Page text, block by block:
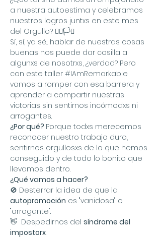
a nuestra autoestima y celebramos
nuestros logros juntxs en este mes
del Orgullo? 🏳️‍🌈🏳️‍⚧️
Sí, sí, ya sé... hablar de nuestras cosas
buenas nos puede dar cosilla a
algunxs de nosotrxs, ¿verdad? Pero
con este taller #IAmRemarkable
vamos a romper con esa barrera y
aprender a compartir nuestras
victorias sin sentirnos incómodxs ni
arrogantes.
¿Por qué? Porque todxs merecemos
reconocer nuestro trabajo duro,
sentirnos orgullosxs de lo que hemos
conseguido y de todo lo bonito que
llevamos dentro.
¿Qué vamos a hacer?
🚫 Desterrar la idea de que la
autopromoción es "vanidosa" o
"arrogante".
👋  Despedirnos del síndrome del
impostorx.